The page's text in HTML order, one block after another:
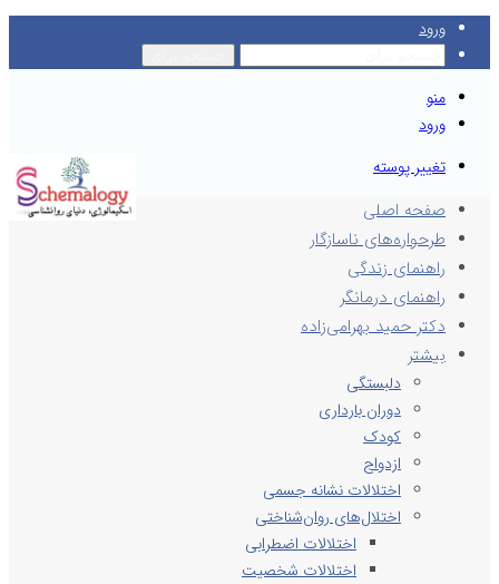
ورود
منو
ورود
تغییر پوسته
صفحه اصلی
طرحواره‌های ناسازگار
راهنمای زندگی
راهنمای درمانگر
دکتر حمید بهرامی‌زاده
بیشتر
دلبستگی
دوران بارداری
کودک
ازدواج
اختلالات نشانه جسمی
اختلال‌های روان‌شناختی
اختلالات اضطرابی
اختلالات شخصیت